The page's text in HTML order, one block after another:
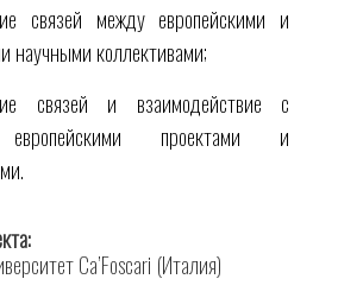
связей между европейскими и
научными коллективами;
связей и взаимодействие с
проектами и
Ca’Foscari (Италия)